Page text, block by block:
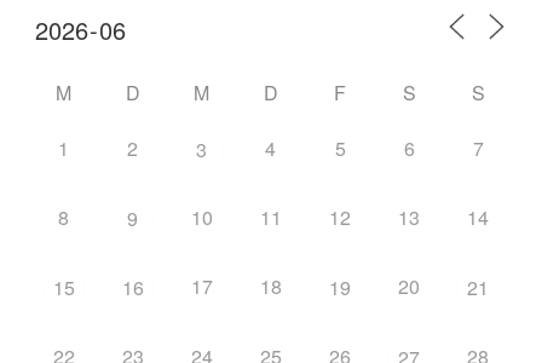
M D M D F S S
1 2 3 4 5 6 7
8 9 10 11 12 13 14
15 16 17 18 19 20 21
22 23 24 25 26 27 28